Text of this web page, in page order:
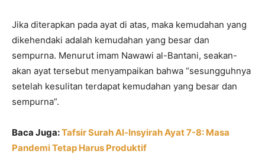
Jika diterapkan pada ayat di atas, maka kemudahan yang
dikehendaki adalah kemudahan yang besar dan
sempurna. Menurut imam Nawawi al-Bantani, seakan-
akan ayat tersebut menyampaikan bahwa “sesungguhnya
setelah kesulitan terdapat kemudahan yang besar dan
sempurna”.
Baca Juga:Tafsir Surah Al-Insyirah Ayat 7-8: Masa
Pandemi Tetap Harus Produktif